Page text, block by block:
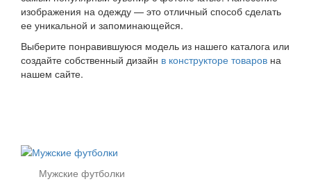
изображения на одежду — это отличный способ сделать
ее уникальной и запоминающейся.
Выберите понравившуюся модель из нашего каталога или
создайте собственный дизайн в конструкторе товаров на
нашем сайте.
Мужские футболки